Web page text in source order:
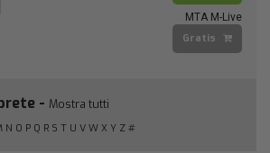
MTA M-Live
Gratis
- Mostra tutti
N O P Q R S T U V W X Y Z #